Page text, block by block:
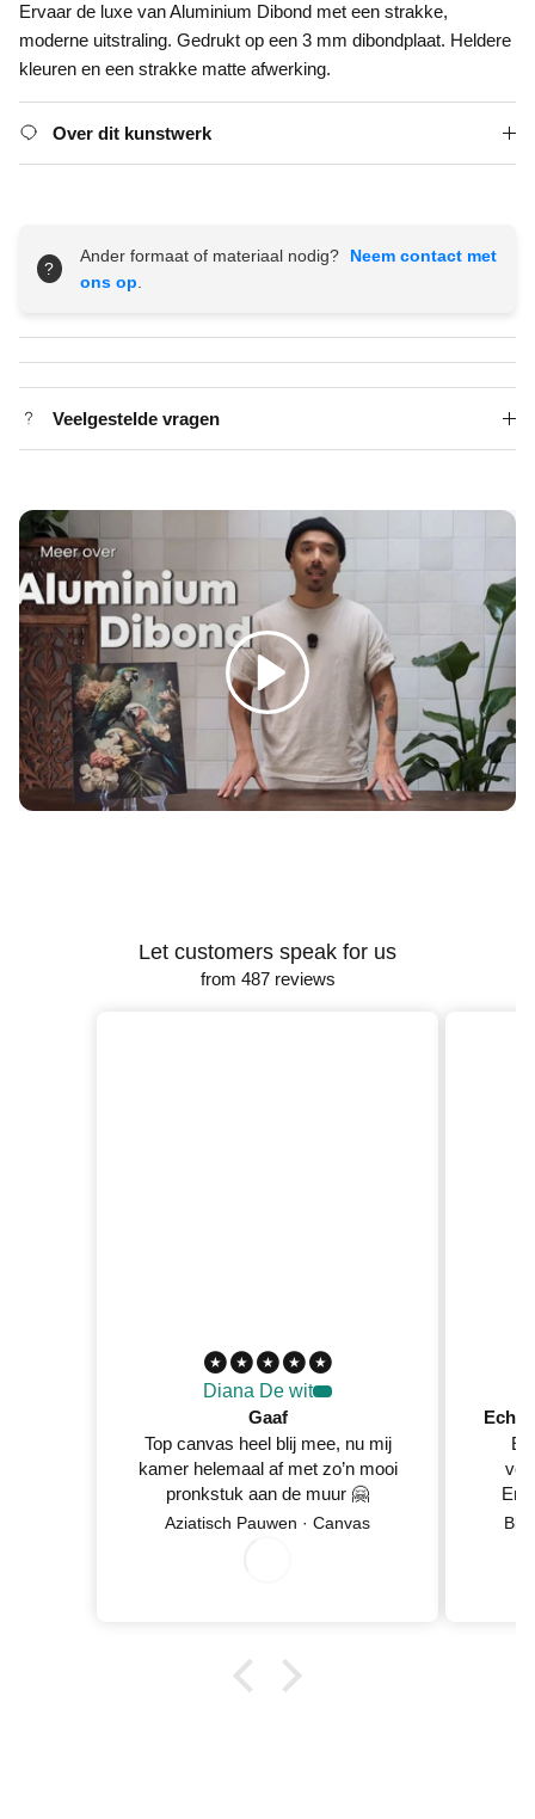
Ervaar de luxe van Aluminium Dibond met een strakke,
moderne uitstraling. Gedrukt op een 3 mm dibondplaat. Heldere
kleuren en een strakke matte afwerking.
Over dit kunstwerk
?
Ander formaat of materiaal nodig?
Neem contact met
ons op.
Veelgestelde vragen
Spelen
Let customers speak for us
from 487 reviews
Diana De wit
Gaaf
Top canvas heel blij mee, nu mij
kamer helemaal af met zo’n mooi
pronkstuk aan de muur 🤗
Aziatisch Pauwen · Canvas
En